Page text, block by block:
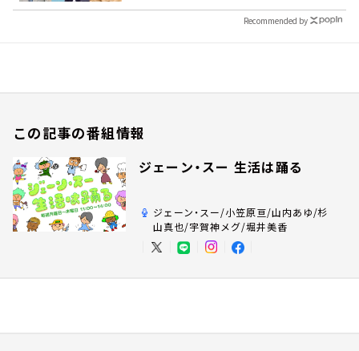
Recommended by
この記事の番組情報
ジェーン・スー 生活は踊る
ジェーン・スー/小笠原亘/山内あゆ/杉
山真也/宇賀神メグ/堀井美香